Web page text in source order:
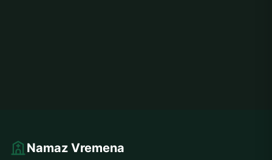
Namaz Vremena